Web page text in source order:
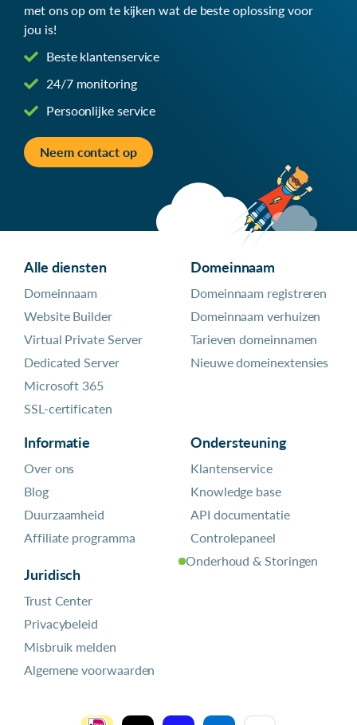
met ons op om te kijken wat de beste oplossing voor
jou is!
Beste klantenservice
24/7 monitoring
Persoonlijke service
Neem contact op
Alle diensten
Domeinnaam
Website Builder
Virtual Private Server
Dedicated Server
Microsoft 365
SSL-certificaten
Domeinnaam
Domeinnaam registreren
Domeinnaam verhuizen
Tarieven domeinnamen
Nieuwe domeinextensies
Informatie
Over ons
Blog
Duurzaamheid
Affiliate programma
Juridisch
Trust Center
Privacybeleid
Misbruik melden
Algemene voorwaarden
Ondersteuning
Klantenservice
Knowledge base
API documentatie
Controlepaneel
Onderhoud & Storingen